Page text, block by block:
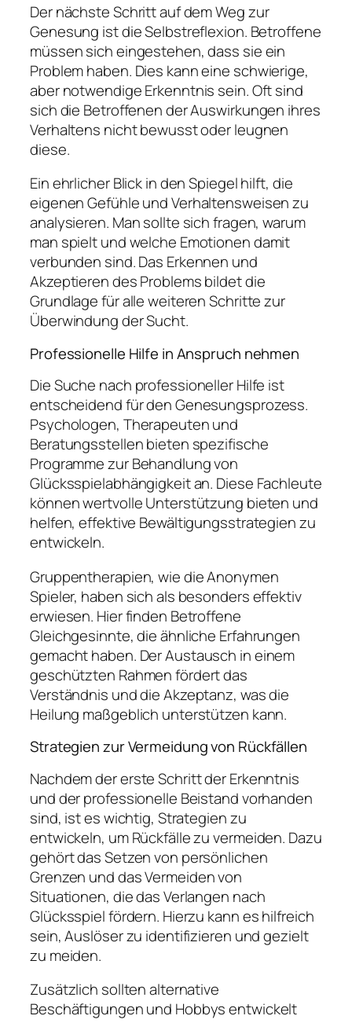
Der nächste Schritt auf dem Weg zur
Genesung ist die Selbstreflexion. Betroffene
müssen sich eingestehen, dass sie ein
Problem haben. Dies kann eine schwierige,
aber notwendige Erkenntnis sein. Oft sind
sich die Betroffenen der Auswirkungen ihres
Verhaltens nicht bewusst oder leugnen
diese.
Ein ehrlicher Blick in den Spiegel hilft, die
eigenen Gefühle und Verhaltensweisen zu
analysieren. Man sollte sich fragen, warum
man spielt und welche Emotionen damit
verbunden sind. Das Erkennen und
Akzeptieren des Problems bildet die
Grundlage für alle weiteren Schritte zur
Überwindung der Sucht.
Professionelle Hilfe in Anspruch nehmen
Die Suche nach professioneller Hilfe ist
entscheidend für den Genesungsprozess.
Psychologen, Therapeuten und
Beratungsstellen bieten spezifische
Programme zur Behandlung von
Glücksspielabhängigkeit an. Diese Fachleute
können wertvolle Unterstützung bieten und
helfen, effektive Bewältigungsstrategien zu
entwickeln.
Gruppentherapien, wie die Anonymen
Spieler, haben sich als besonders effektiv
erwiesen. Hier finden Betroffene
Gleichgesinnte, die ähnliche Erfahrungen
gemacht haben. Der Austausch in einem
geschützten Rahmen fördert das
Verständnis und die Akzeptanz, was die
Heilung maßgeblich unterstützen kann.
Strategien zur Vermeidung von Rückfällen
Nachdem der erste Schritt der Erkenntnis
und der professionelle Beistand vorhanden
sind, ist es wichtig, Strategien zu
entwickeln, um Rückfälle zu vermeiden. Dazu
gehört das Setzen von persönlichen
Grenzen und das Vermeiden von
Situationen, die das Verlangen nach
Glücksspiel fördern. Hierzu kann es hilfreich
sein, Auslöser zu identifizieren und gezielt
zu meiden.
Zusätzlich sollten alternative
Beschäftigungen und Hobbys entwickelt